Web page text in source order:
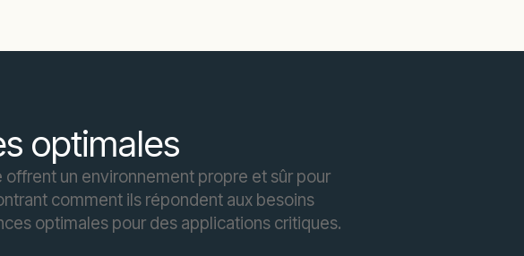
optimales
un environnement propre et sûr pour
comment ils répondent aux besoins
optimales pour des applications critiques.